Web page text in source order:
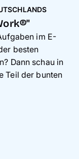
im E-
besten
Dann schau in
Teil der bunten